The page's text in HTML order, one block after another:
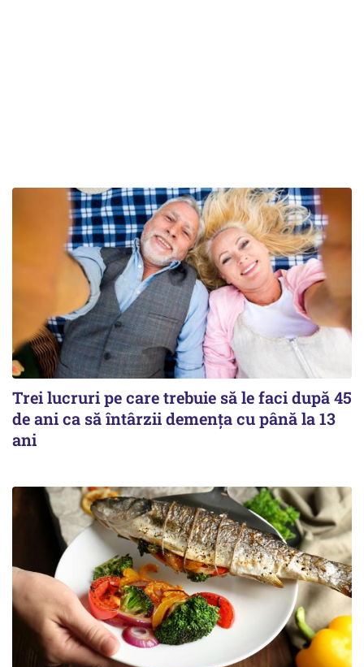
Trei lucruri pe care trebuie să le faci după 45
de ani ca să întârzii demența cu până la 13
ani